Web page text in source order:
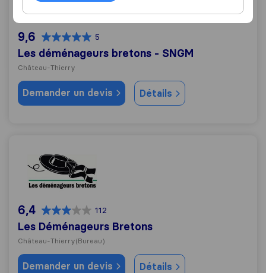
9,6 5
Les déménageurs bretons - SNGM
Château-Thierry
Demander un devis Détails
Les Déménageurs Bretons
6,4 112
Les Déménageurs Bretons
Château-Thierry(Bureau)
Demander un devis Détails